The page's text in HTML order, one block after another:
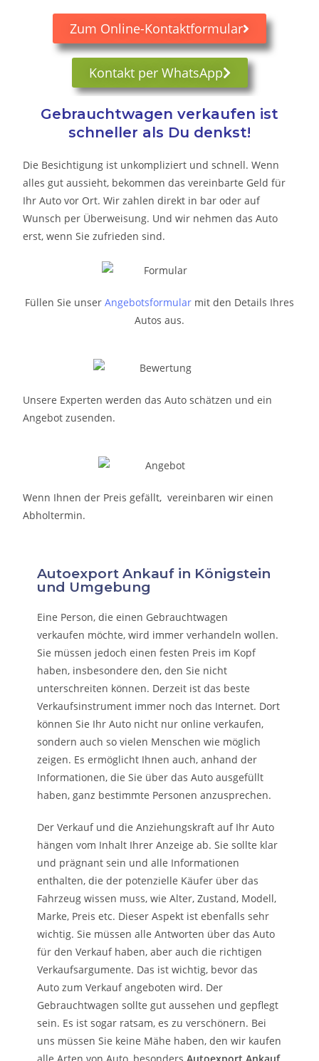
Zum Online-Kontaktformular
Kontakt per WhatsApp
Gebrauchtwagen verkaufen ist
schneller als Du denkst!
Die Besichtigung ist unkompliziert und schnell. Wenn
alles gut aussieht, bekommen das vereinbarte Geld für
Ihr Auto vor Ort. Wir zahlen direkt in bar oder auf
Wunsch per Überweisung. Und wir nehmen das Auto
erst, wenn Sie zufrieden sind.
Füllen Sie unser Angebotsformular mit den Details Ihres
Autos aus.
Unsere Experten werden das Auto schätzen und ein
Angebot zusenden.
Wenn Ihnen der Preis gefällt, vereinbaren wir einen
Abholtermin.
Autoexport Ankauf in Königstein
und Umgebung
Eine Person, die einen Gebrauchtwagen
verkaufen möchte, wird immer verhandeln wollen.
Sie müssen jedoch einen festen Preis im Kopf
haben, insbesondere den, den Sie nicht
unterschreiten können. Derzeit ist das beste
Verkaufsinstrument immer noch das Internet. Dort
können Sie Ihr Auto nicht nur online verkaufen,
sondern auch so vielen Menschen wie möglich
zeigen. Es ermöglicht Ihnen auch, anhand der
Informationen, die Sie über das Auto ausgefüllt
haben, ganz bestimmte Personen anzusprechen.
Der Verkauf und die Anziehungskraft auf Ihr Auto
hängen vom Inhalt Ihrer Anzeige ab. Sie sollte klar
und prägnant sein und alle Informationen
enthalten, die der potenzielle Käufer über das
Fahrzeug wissen muss, wie Alter, Zustand, Modell,
Marke, Preis etc. Dieser Aspekt ist ebenfalls sehr
wichtig. Sie müssen alle Antworten über das Auto
für den Verkauf haben, aber auch die richtigen
Verkaufsargumente. Das ist wichtig, bevor das
Auto zum Verkauf angeboten wird. Der
Gebrauchtwagen sollte gut aussehen und gepflegt
sein. Es ist sogar ratsam, es zu verschönern. Bei
uns müssen Sie keine Mähe haben, den wir kaufen